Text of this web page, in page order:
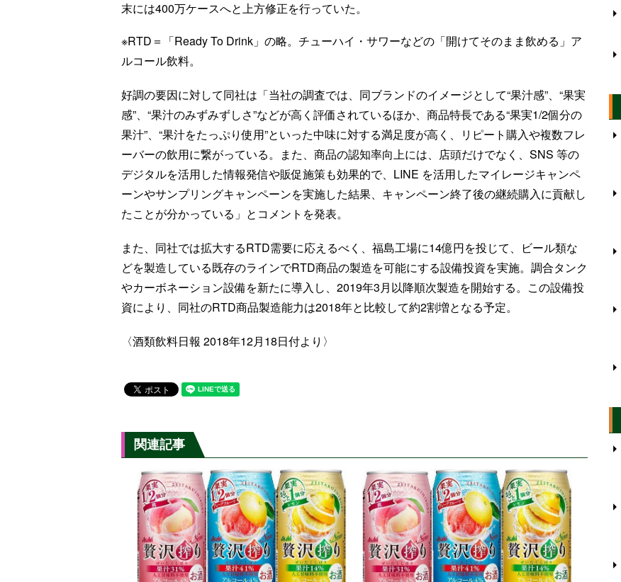
末には400万ケースへと上方修正を行っていた。
※RTD＝「Ready To Drink」の略。チューハイ・サワーなどの「開けてそのまま飲める」ア
ルコール飲料。
好調の要因に対して同社は「当社の調査では、同ブランドのイメージとして“果汁感”、“果実
感”、“果汁のみずみずしさ”などが高く評価されているほか、商品特長である“果実1/2個分の
果汁”、“果汁をたっぷり使用”といった中味に対する満足度が高く、リピート購入や複数フレ
ーバーの飲用に繋がっている。また、商品の認知率向上には、店頭だけでなく、SNS 等の
デジタルを活用した情報発信や販促施策も効果的で、LINE を活用したマイレージキャンペ
ーンやサンプリングキャンペーンを実施した結果、キャンペーン終了後の継続購入に貢献し
たことが分かっている」とコメントを発表。
また、同社では拡大するRTD需要に応えるべく、福島工場に14億円を投じて、ビール類な
どを製造している既存のラインでRTD商品の製造を可能にする設備投資を実施。調合タンク
やカーボネーション設備を新たに導入し、2019年3月以降順次製造を開始する。この設備投
資により、同社のRTD商品製造能力は2018年と比較して約2割増となる予定。
〈酒類飲料日報 2018年12月18日付より〉
関連記事